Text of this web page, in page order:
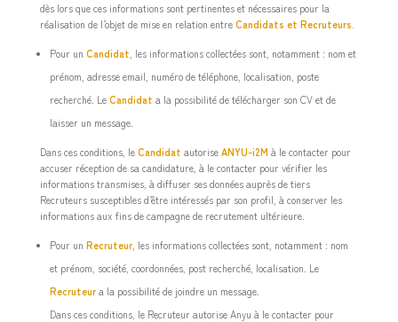
dès lors que ces informations sont pertinentes et nécessaires pour la
réalisation de l’objet de mise en relation entreCandidats et Recruteurs
Pour un Candidat , les informations collectées sont, notamment : nom et
prénom, adresse email, numéro de téléphone, localisation, poste
recherché. LeCandidat a la possibilité de télécharger son CV et de
laisser un message.
Dans ces conditions, leCandidat autoriseANYU-i2M à le contacter pour
accuser réception de sa candidature, à le contacter pour vérifier les
informations transmises, à diffuser ses données auprès de tiers
Recruteurs susceptibles d’être intéressés par son profil, à conserver les
informations aux fins de campagne de recrutement ultérieure.
Pour un Recruteur, les informations collectées sont, notamment : nom
et prénom, société, coordonnées, post recherché, localisation. Le
Recruteura la possibilité de joindre un message.
Dans ces conditions, le Recruteur autorise Anyu à le contacter pour